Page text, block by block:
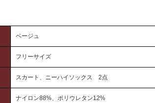
ベージュ
フリーサイズ
スカート、ニーハイソックス 2点
ナイロン88%、ポリウレタン12%